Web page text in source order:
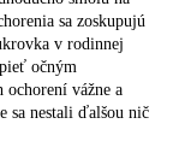
sa zoskupujú
v rodinnej
očným
ochorení vážne a
sa nestali ďalšou nič